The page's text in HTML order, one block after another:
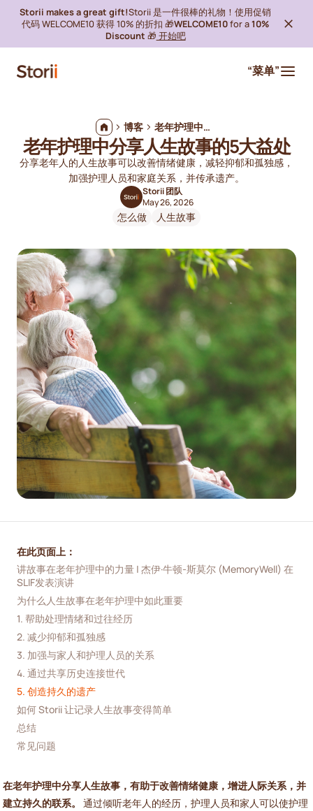
Storii makes a great gift!Storii 是一件很棒的礼物！使用促销
代码 WELCOME10 获得 10% 的折扣 🎁WELCOME10for a10%
Discount 🎁 开始吧
“菜单”
博客 老年护理中分享人生故事的5大益处
老年护理中分享人生故事的5大益处
分享老年人的人生故事可以改善情绪健康，减轻抑郁和孤独感，
加强护理人员和家庭关系，并传承遗产。
Storii 团队
May 26, 2026
怎么做 人生故事
在此页面上：
讲故事在老年护理中的力量 | 杰伊·牛顿-斯莫尔 (MemoryWell) 在
SLIF发表演讲
为什么人生故事在老年护理中如此重要
1. 帮助处理情绪和过往经历
2. 减少抑郁和孤独感
3. 加强与家人和护理人员的关系
4. 通过共享历史连接世代
5. 创造持久的遗产
如何 Storii 让记录人生故事变得简单
总结
常见问题
在老年护理中分享人生故事，有助于改善情绪健康，增进人际关系，并
建立持久的联系。
通过倾听老年人的经历，护理人员和家人可以使护理